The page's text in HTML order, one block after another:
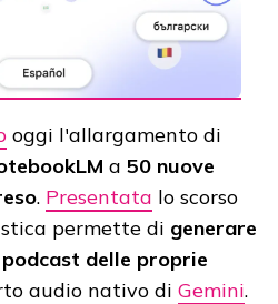
oggi l'allargamento di
a 50 nuove
. Presentata lo scorso
permette di generare
delle proprie
audio nativo di Gemini.